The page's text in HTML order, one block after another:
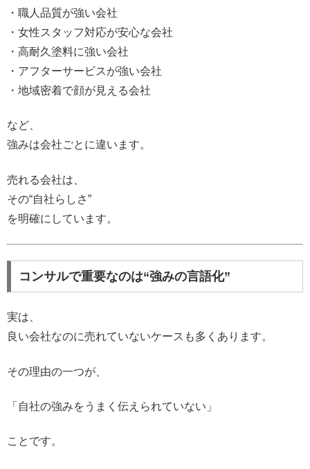
・職人品質が強い会社
・女性スタッフ対応が安心な会社
・高耐久塗料に強い会社
・アフターサービスが強い会社
・地域密着で顔が見える会社
など、
強みは会社ごとに違います。
売れる会社は、
その“自社らしさ”
を明確にしています。
コンサルで重要なのは“強みの言語化”
実は、
良い会社なのに売れていないケースも多くあります。
その理由の一つが、
「自社の強みをうまく伝えられていない」
ことです。